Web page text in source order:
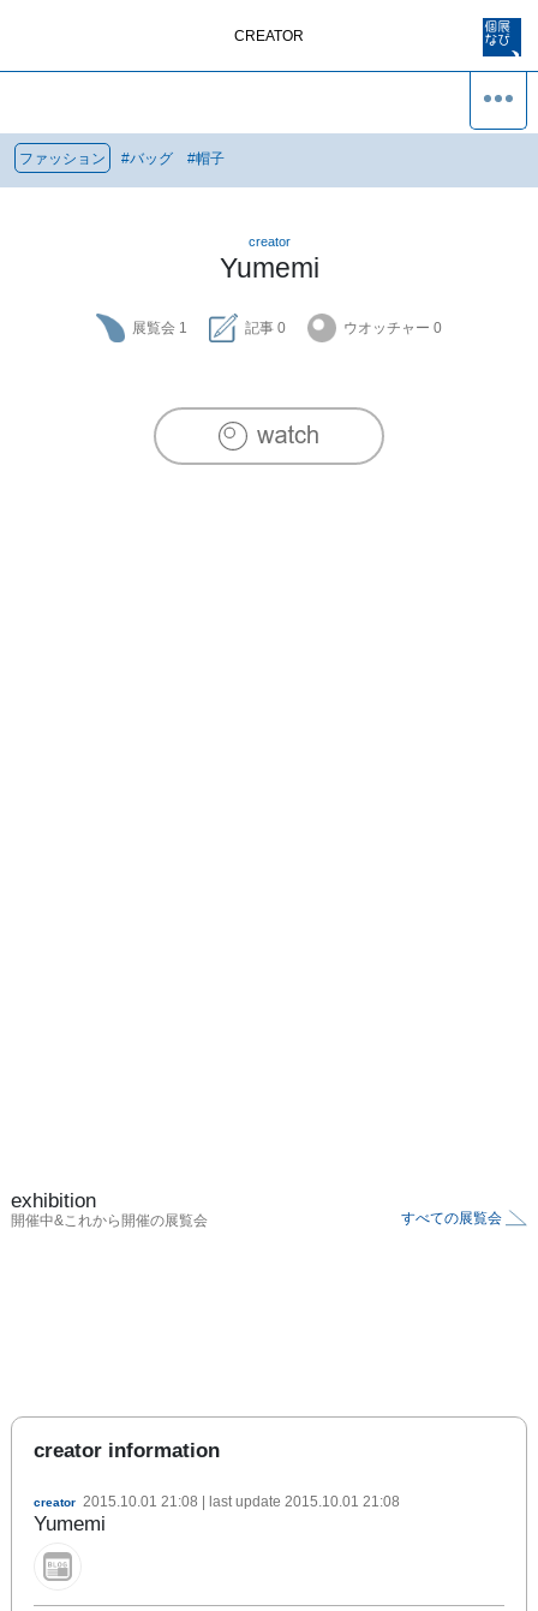
CREATOR
ファッション #バッグ #帽子
creator
Yumemi
展覧会 1 記事 0 ウオッチャー 0
exhibition
開催中&これから開催の展覧会 すべての展覧会
creator information
creator 2015.10.01 21:08 | last update 2015.10.01 21:08
Yumemi